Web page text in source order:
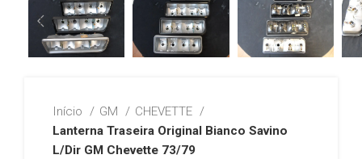
Início GM
CHEVETTE
Lanterna Traseira Original Bianco Savino
L/Dir GM Chevette 73/79